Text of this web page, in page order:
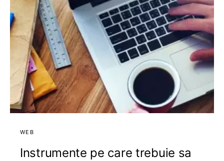
WEB
Instrumente pe care trebuie sa